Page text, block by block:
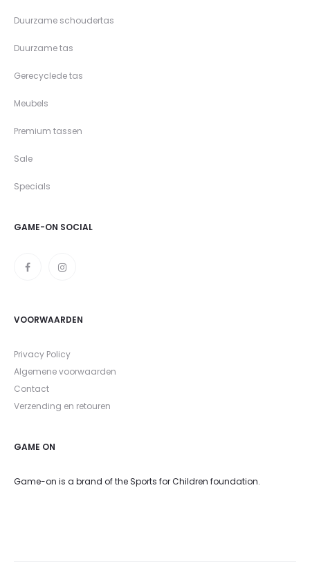
Duurzame schoudertas
Duurzame tas
Gerecyclede tas
Meubels
Premium tassen
Sale
Specials
GAME-ON SOCIAL
VOORWAARDEN
Privacy Policy
Algemene voorwaarden
Contact
Verzending en retouren
GAME ON
Game-on is a brand of the Sports for Children foundation.